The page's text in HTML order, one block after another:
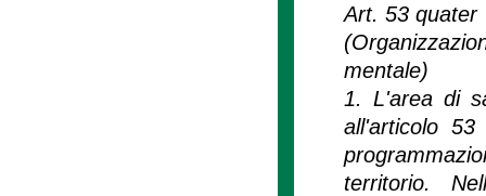
Art. 53 quater
mentale)
1. L'area di
all'articolo
territorio.